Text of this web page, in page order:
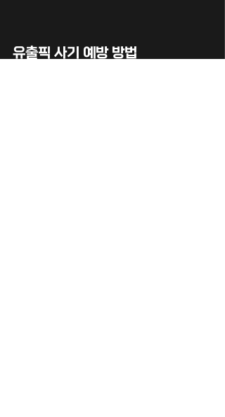
유출픽 사기 예방 방법